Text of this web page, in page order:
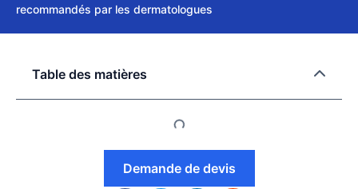
recommandés par les dermatologues
Table des matières
Demande de devis